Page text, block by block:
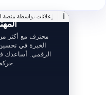
إعلانات بواسطة منصة i
الخبرة في
الرقمي. أساعدك
حركة الزوار المستهدفة لموقعك.